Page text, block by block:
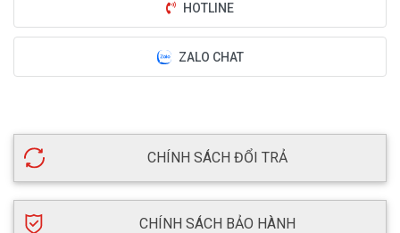
HOTLINE
ZALO CHAT
CHÍNH SÁCH ĐỔI TRẢ
CHÍNH SÁCH BẢO HÀNH